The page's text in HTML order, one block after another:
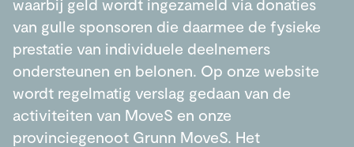
waarbij geld wordt ingezameld via donaties
van gulle sponsoren die daarmee de fysieke
prestatie van individuele deelnemers
ondersteunen en belonen. Op onze website
wordt regelmatig verslag gedaan van de
activiteiten van MoveS en onze
provinciegenoot Grunn MoveS. Het